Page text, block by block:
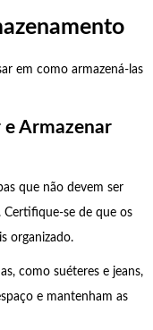
em como armazená-las
e Armazenar
que não devem ser
Certifique-se de que os
organizado.
como suéteres e jeans,
e mantenham as